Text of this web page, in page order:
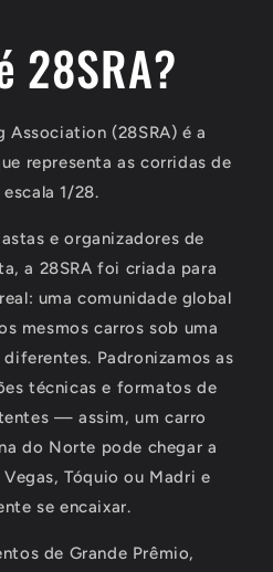
28SRA?
Association (28SRA) é a
representa as corridas de
escala 1/28.
e organizadores de
a 28SRA foi criada para
uma comunidade global
mesmos carros sob uma
Padronizamos as
técnicas e formatos de
— assim, um carro
do Norte pode chegar a
Tóquio ou Madri e
se encaixar.
de Grande Prêmio,